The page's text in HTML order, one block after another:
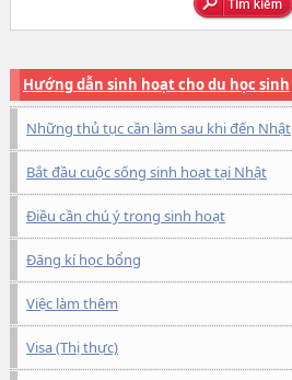
Hướng dẫn sinh hoạt cho du học sinh
Những thủ tục cần làm sau khi đến Nhật
Bắt đầu cuộc sống sinh hoạt tại Nhật
Điều cần chú ý trong sinh hoạt
Đăng kí học bổng
Việc làm thêm
Visa (Thị thực)